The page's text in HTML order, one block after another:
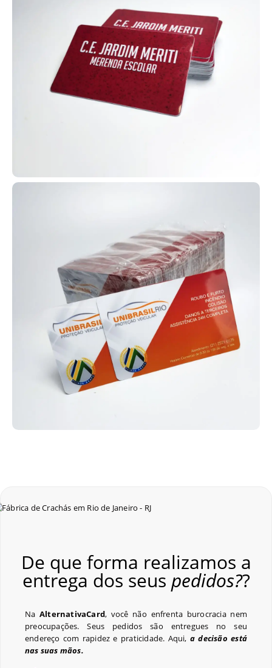
De que forma realizamos a
entrega dos seus pedidos??
NaAlternativaCard, você não enfrenta burocracia nem
preocupações. Seus pedidos são entregues no seu
endereço com rapidez e praticidade. Aqui, a decisão está
nas suas mãos.